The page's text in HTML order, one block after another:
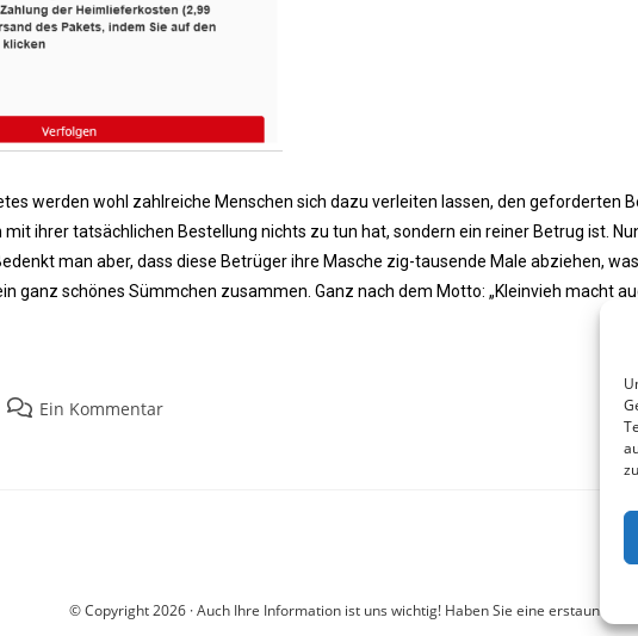
werden wohl zahlreiche Menschen sich dazu verleiten lassen, den geforderten
mit ihrer tatsächlichen Bestellung nichts zu tun hat, sondern ein reiner Betrug ist.
man aber, dass diese Betrüger ihre Masche zig-tausende Male abziehen,
ganz schönes Sümmchen zusammen. Ganz nach dem Motto: „Kleinvieh macht
Ein Kommentar
© Copyright 2026 · Auch Ihre Information ist uns wichtig! Haben Sie eine erstaunliche